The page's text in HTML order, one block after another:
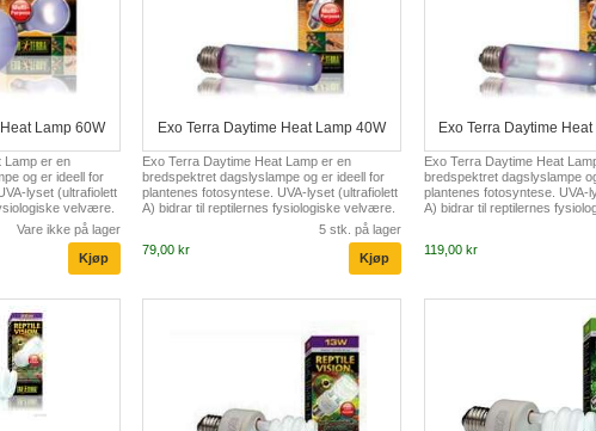
Lamp 60W
Lamp er en
og er ideell for
lyset (ultrafiolett
velvære.
at varmen fra
Daytime Heat
nattvarme lampe
dagslyslampe
for
Vare ikke på lager
Exo Terra Daytime Heat Lamp 40W
Exo Terra Daytime Heat Lamp er en
bredspektret dagslyslampe og er ideell for
plantenes fotosyntese. UVA-lyset (ultrafiolett
A) bidrar til reptilernes fysiologiske velvære.
En annen viktig faktor er at varmen fra
denne pæren øker omgivelsestemperaturen
i hele terrariet. Exo Terra Daytime Heat
Lamp bør kombineres med nattvarme lampe
timers syklus * Bredspektrum dagslyslampe
5 stk. på lager
79,00 kr
Exo Terra Daytime
Exo Terra Daytime Heat
bredspektret dagslyslampe
plantenes fotosyntese. UVA-
A) bidrar til reptilernes
En annen viktig faktor er at
denne pæren øker
i hele terrariet. Exo Terra
Lamp bør kombineres med
timers syklus *
for terrarier * Oppretter
119,00 kr